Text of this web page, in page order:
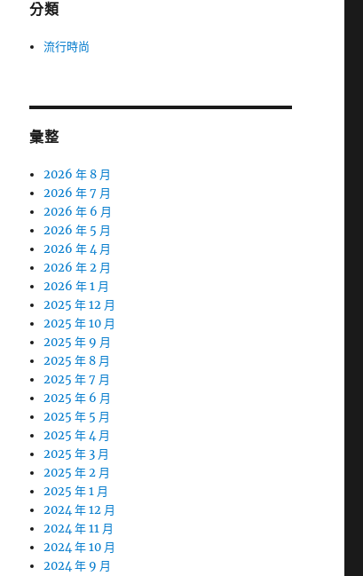
分類
流行時尚
彙整
2026 年 8 月
2026 年 7 月
2026 年 6 月
2026 年 5 月
2026 年 4 月
2026 年 2 月
2026 年 1 月
2025 年 12 月
2025 年 10 月
2025 年 9 月
2025 年 8 月
2025 年 7 月
2025 年 6 月
2025 年 5 月
2025 年 4 月
2025 年 3 月
2025 年 2 月
2025 年 1 月
2024 年 12 月
2024 年 11 月
2024 年 10 月
2024 年 9 月